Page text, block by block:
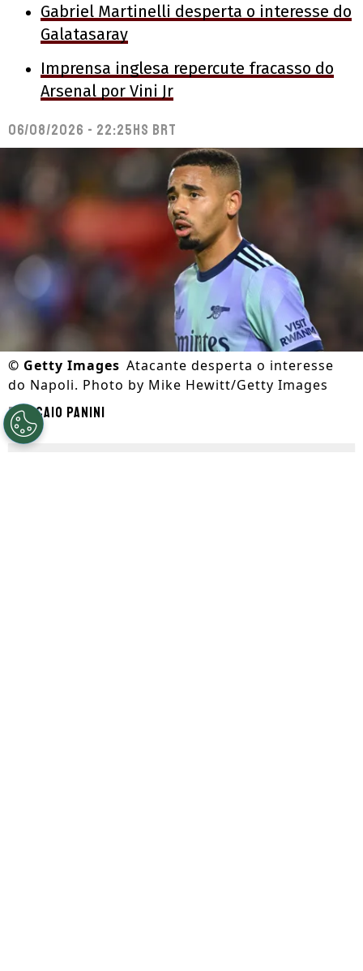
Gabriel Martinelli desperta o interesse do
Galatasaray
Imprensa inglesa repercute fracasso do
Arsenal por Vini Jr
06/08/2026 - 22:25hs BRT
© Getty Images Atacante desperta o interesse
do Napoli. Photo by Mike Hewitt/Getty Images
Por Caio Panini